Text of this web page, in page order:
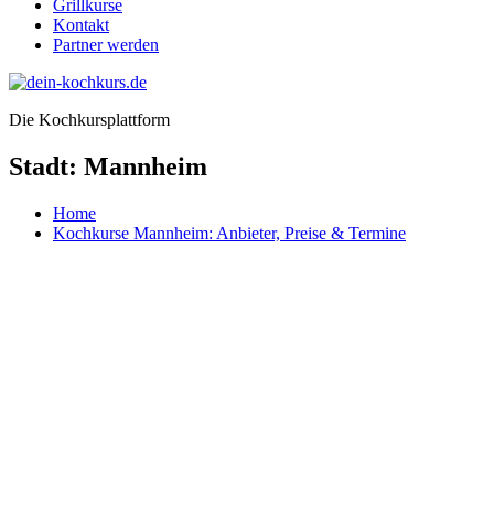
Grillkurse
Kontakt
Partner werden
Die Kochkursplattform
Stadt: Mannheim
Home
Kochkurse Mannheim: Anbieter, Preise & Termine